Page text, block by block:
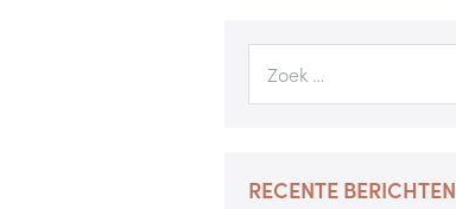
RECENTE BERICHTEN